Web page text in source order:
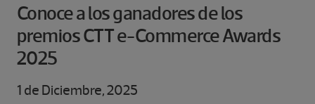
Conoce a los ganadores de los
premios CTT e-Commerce Awards
2025
1 de Diciembre, 2025